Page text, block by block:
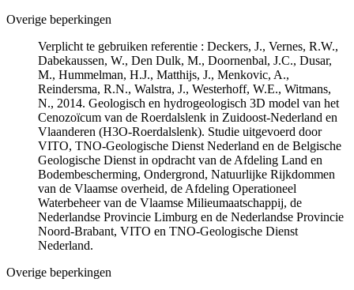
Overige beperkingen
Verplicht te gebruiken referentie : Deckers, J., Vernes, R.W.,
Dabekaussen, W., Den Dulk, M., Doornenbal, J.C., Dusar,
M., Hummelman, H.J., Matthijs, J., Menkovic, A.,
Reindersma, R.N., Walstra, J., Westerhoff, W.E., Witmans,
N., 2014. Geologisch en hydrogeologisch 3D model van het
Cenozoïcum van de Roerdalslenk in Zuidoost-Nederland en
Vlaanderen (H3O-Roerdalslenk). Studie uitgevoerd door
VITO, TNO-Geologische Dienst Nederland en de Belgische
Geologische Dienst in opdracht van de Afdeling Land en
Bodembescherming, Ondergrond, Natuurlijke Rijkdommen
van de Vlaamse overheid, de Afdeling Operationeel
Waterbeheer van de Vlaamse Milieumaatschappij, de
Nederlandse Provincie Limburg en de Nederlandse Provincie
Noord-Brabant, VITO en TNO-Geologische Dienst
Nederland.
Overige beperkingen